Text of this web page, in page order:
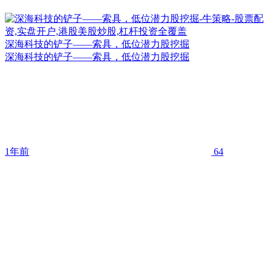
深海科技的铲子——索具，低位潜力股挖掘
深海科技的铲子——索具，低位潜力股挖掘
1年前 64